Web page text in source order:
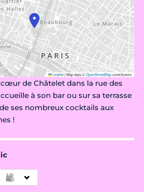
Leaflet|Map data ©OpenStreetMapcontributors
cœur de Châtelet dans la rue des
à son bar ou sur sa terrasse
ses nombreux cocktails aux
!